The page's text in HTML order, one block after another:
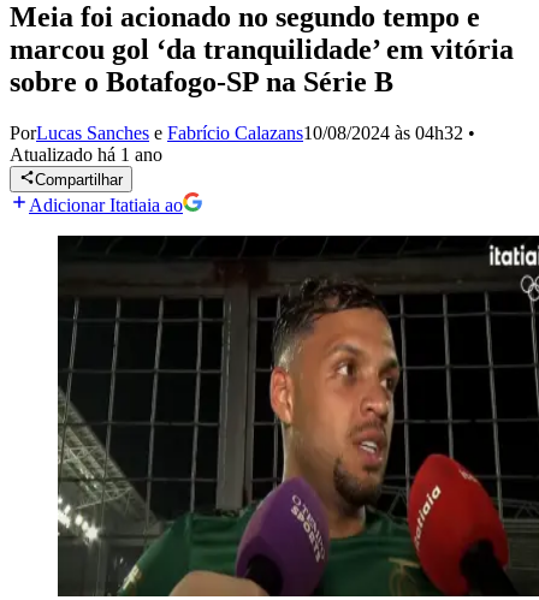
Meia foi acionado no segundo tempo e
marcou gol ‘da tranquilidade’ em vitória
sobre o Botafogo-SP na Série B
PorLucas Sanches e Fabrício Calazans10/08/2024 às 04h32 •
Atualizado há 1 ano
Compartilhar
Adicionar Itatiaia ao